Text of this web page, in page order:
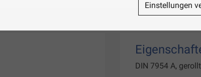
DIN 7954 A,
Einstellungen